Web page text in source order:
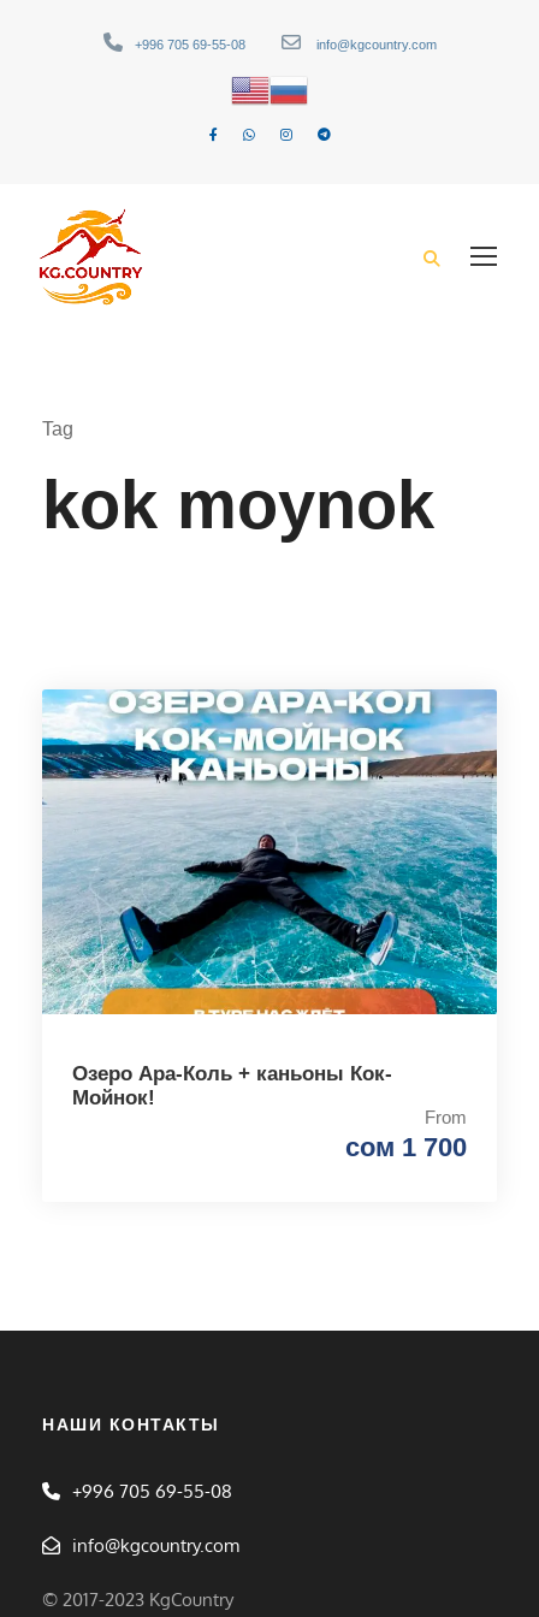
+996 705 69-55-08 info@kgcountry.com
Tag
kok moynok
Озеро Ара-Коль + каньоны Кок-
Мойнок!
From
сом 1 700
НАШИ КОНТАКТЫ
+996 705 69-55-08
info@kgcountry.com
© 2017-2023 KgCountry